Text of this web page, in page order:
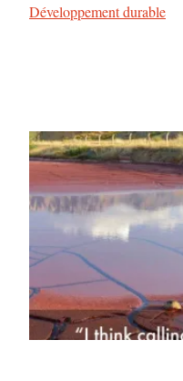
Par rapport à
Développement durable